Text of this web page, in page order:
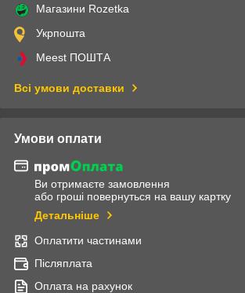
Магазини Rozetka
Укрпошта
Meest ПОШТА
Всі умови доставки
Умови оплати
Ви отримаєте замовлення
або гроші повернуться на вашу картку
Детальніше
Оплатити частинами
Післяплата
Оплата на рахунок